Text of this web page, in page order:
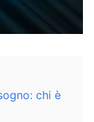
chi è